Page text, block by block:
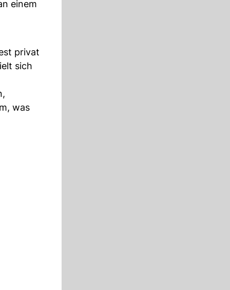
einem
privat
sich
was